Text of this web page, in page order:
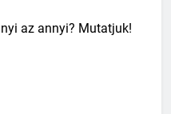
az annyi? Mutatjuk!